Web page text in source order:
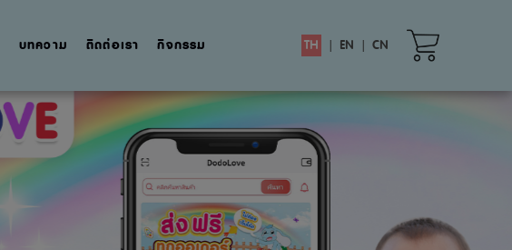
บทความ ติดต่อเรา กิจกรรม TH | EN | CN